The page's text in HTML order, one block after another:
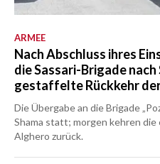
ARMEE
Nach Abschluss ihres
die Sassari-Brigade
gestaffelte Rückkehr der
Die Übergabe an die Brigade
Shama statt; morgen kehren
Alghero zurück.